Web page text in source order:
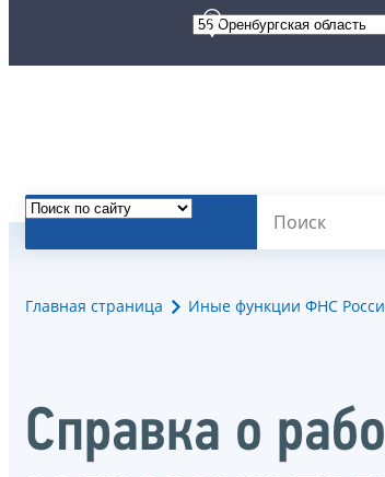
Главная страница Иные функции ФНС
Справка о